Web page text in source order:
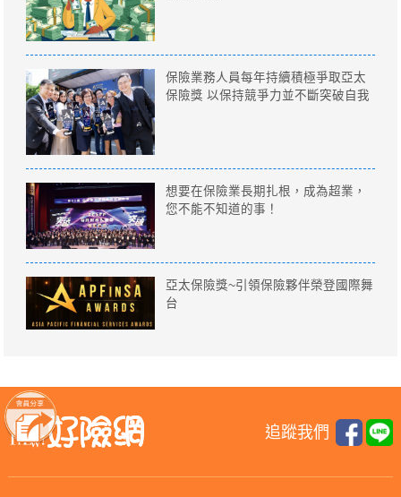
保險業務人員每年持續積極爭取亞太
保險獎 以保持競爭力並不斷突破自我
想要在保險業長期扎根，成為超業，
您不能不知道的事！
亞太保險獎~引領保險夥伴榮登國際舞
台
追蹤我們